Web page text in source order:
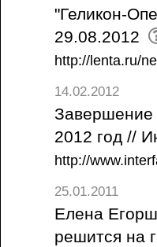
"Геликон-
29.08.2012
http://lenta.ru/
14.02.2012
Завершение
2012 год //
http://
25.01.2011
Елена
решится на